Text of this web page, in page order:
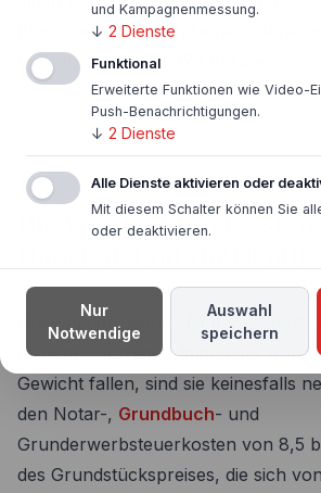
Kreditvermittler, und einem
Euro insgesamt 12.420 Euro ein.
Die versteckten Kosten
Obwohl der Begriff „Nebenkosten“
Nebenkosten einerImmobilie
Gewicht fallen, sind sie keinesfalls
den Notar-, Grundbuch- und
Grunderwerbsteuerkosten von 8,5
des Grundstückspreises, die sich
und Kampagnenmessung.
↓ 2 Dienste
Funktional
Erweiterte Funktionen wie Video-
Push-Benachrichtigungen.
↓ 2 Dienste
Alle Dienste aktivieren oder
Mit diesem Schalter können Sie
oder deaktivieren.
Nur
Notwendige
Auswahl
speichern